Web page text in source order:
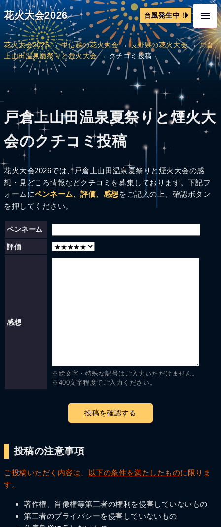
花火大会2026 台風発生中！
花火大会2026→甲信越の花火大会→長野県の花火大会→戸倉
上山田温泉夏祭りと煙火大会→ クチコミ投稿
戸倉上山田温泉夏祭りと煙火大
会のクチコミ投稿
花火大会2026では、戸倉上山田温泉夏祭りと煙火大会の感
想・見どころ情報などクチコミを募集しております。下記フ
ォームにペンネーム、評価、感想 をご記入の上、確認ボタン
を押してください。
ペンネーム
評価
感想
※絵文字・特殊な記号はご入力いただけません。
※400文字程度でご入力ください。
投稿の注意事項
ご投稿いただく内容は、 以下の条件を満たしたものに限りま
す。
著作権、肖像権等第三者の権利を侵害していないもの
第三者のプライバシーを侵害していないもの